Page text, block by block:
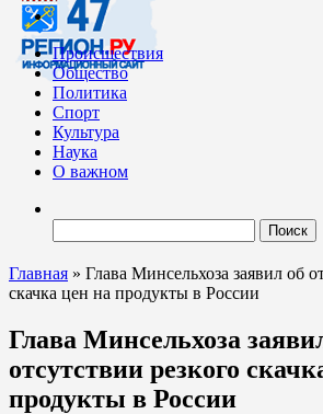
Происшествия
Общество
Политика
Спорт
Культура
Наука
О важном
Главная » Глава Минсельхоза заявил об
скачка цен на продукты в России
Глава Минсельхоза
отсутствии резкого
продукты в России